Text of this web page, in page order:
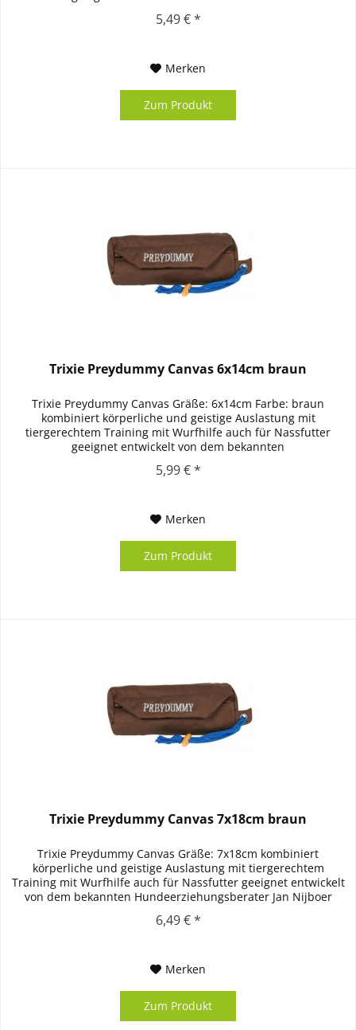
5,49 € *
Merken
Zum Produkt
Trixie Preydummy Canvas 6x14cm braun
Trixie Preydummy Canvas Gräße: 6x14cm Farbe: braun
kombiniert körperliche und geistige Auslastung mit
tiergerechtem Training mit Wurfhilfe auch für Nassfutter
geeignet entwickelt von dem bekannten
5,99 € *
Merken
Zum Produkt
Trixie Preydummy Canvas 7x18cm braun
Trixie Preydummy Canvas Gräße: 7x18cm kombiniert
körperliche und geistige Auslastung mit tiergerechtem
Training mit Wurfhilfe auch für Nassfutter geeignet entwickelt
von dem bekannten Hundeerziehungsberater Jan Nijboer
6,49 € *
Merken
Zum Produkt